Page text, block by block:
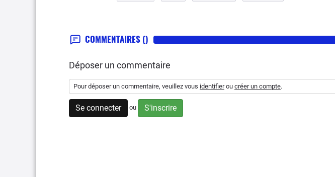
COMMENTAIRES ()
Déposer un commentaire
Pour déposer un commentaire, veuillez vous identifierou créer un compte.
Se connecter ou S'inscrire